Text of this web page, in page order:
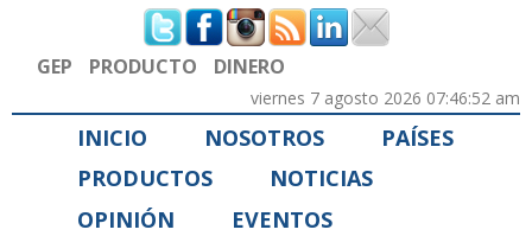
Formulario de búsqueda
GEP PRODUCTO DINERO
viernes 7 agosto 2026 07:46:52 am
INICIO NOSOTROS
PAÍSES
PRODUCTOS
NOTICIAS
OPINIÓN
EVENTOS